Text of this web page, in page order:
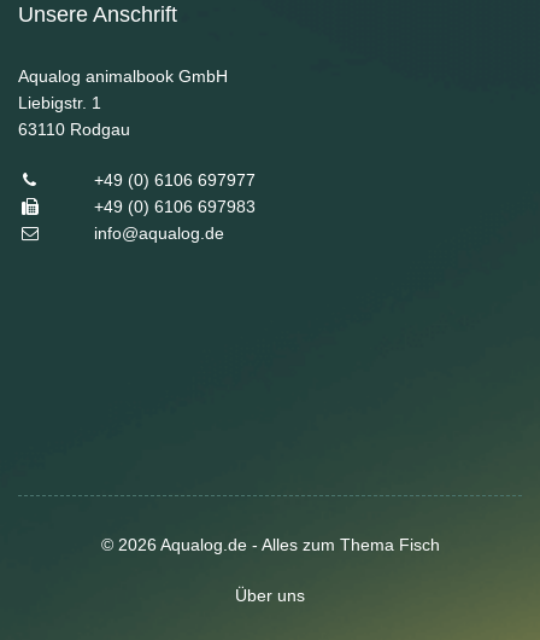
Unsere Anschrift
Aqualog animalbook GmbH
Liebigstr. 1
63110 Rodgau
+49 (0) 6106 697977
+49 (0) 6106 697983
info@aqualog.de
© 2026 Aqualog.de - Alles zum Thema Fisch
Über uns